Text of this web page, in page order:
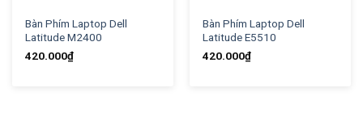
Bàn Phím Laptop Dell
Latitude M2400
420.000₫
Bàn Phím Laptop Dell
Latitude E5510
420.000₫